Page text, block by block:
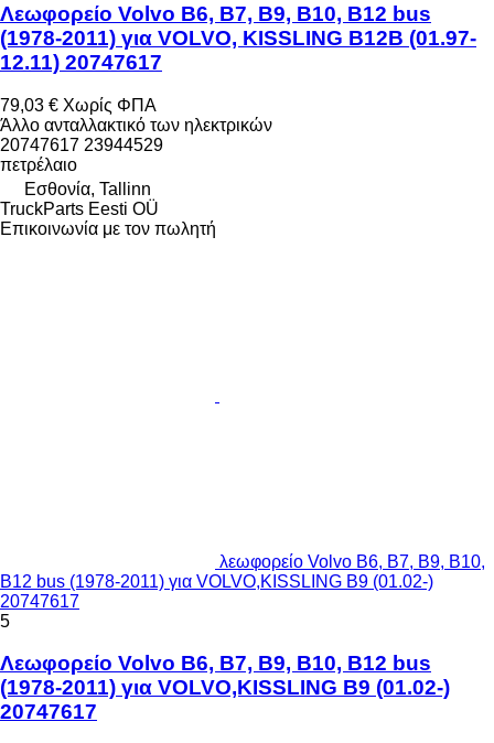
Λεωφορείο Volvo B6, B7, B9, B10, B12 bus
(1978-2011) για VOLVO, KISSLING B12B (01.97-
12.11) 20747617
79,03 € Χωρίς ΦΠΑ
Άλλο ανταλλακτικό των ηλεκτρικών
20747617 23944529
πετρέλαιο
Εσθονία, Tallinn
TruckParts Eesti OÜ
Επικοινωνία με τον πωλητή
λεωφορείο Volvo B6, B7, B9, B10,
B12 bus (1978-2011) για VOLVO,KISSLING B9 (01.02-)
20747617
5
Λεωφορείο Volvo B6, B7, B9, B10, B12 bus
(1978-2011) για VOLVO,KISSLING B9 (01.02-)
20747617